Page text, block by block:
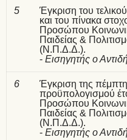
5
Έγκριση του
και του πίνακα
Προσώπου
Παιδείας &
(Ν.Π.Δ.Δ.).
-Εισηγητής ο
6
Έγκριση της
προϋπολογισμού
Προσώπου
Παιδείας &
(Ν.Π.Δ.Δ.).
-Εισηγητής ο